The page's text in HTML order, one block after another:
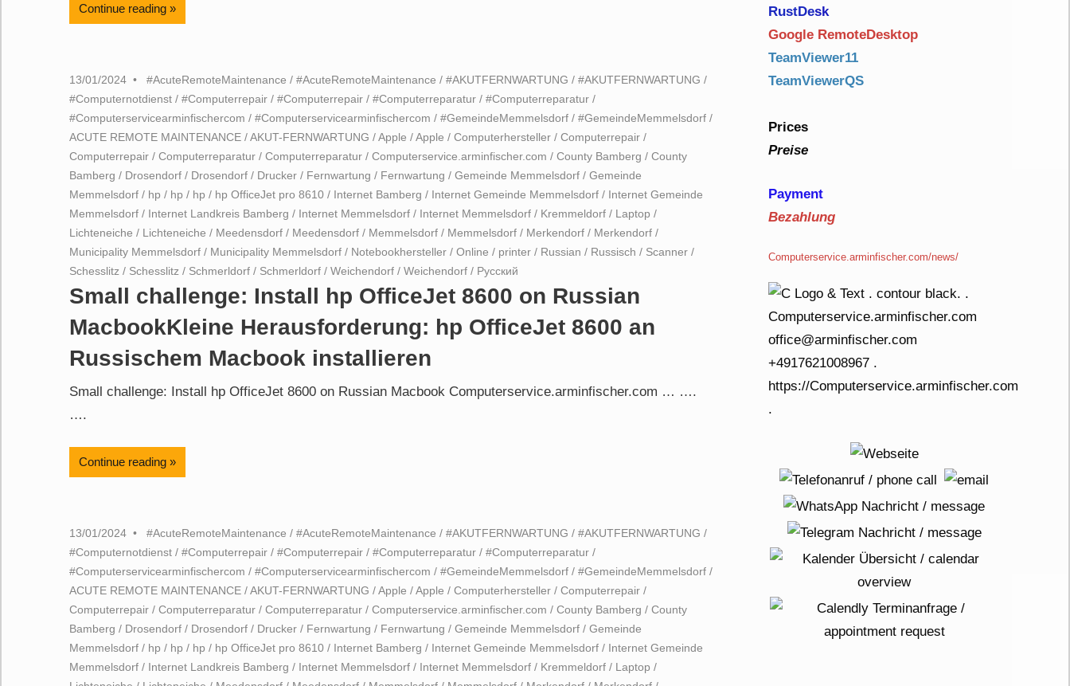
Continue reading
13/01/2024 #AcuteRemoteMaintenance / #AcuteRemoteMaintenance / #AKUTFERNWARTUNG / #AKUTFERNWARTUNG /
#Computernotdienst / #Computerrepair / #Computerrepair / #Computerreparatur / #Computerreparatur /
#Computerservicearminfischercom / #Computerservicearminfischercom / #GemeindeMemmelsdorf / #GemeindeMemmelsdorf /
ACUTE REMOTE MAINTENANCE /AKUT-FERNWARTUNG /Apple /Apple / Computerhersteller / Computerrepair /
Computerrepair / Computerreparatur / Computerreparatur / Computerservice.arminfischer.com / County Bamberg / County
Bamberg / Drosendorf / Drosendorf / Drucker / Fernwartung / Fernwartung / Gemeinde Memmelsdorf / Gemeinde
Memmelsdorf / hp / hp / hp / hp OfficeJet pro 8610 / Internet Bamberg / Internet Gemeinde Memmelsdorf / Internet Gemeinde
Memmelsdorf / Internet Landkreis Bamberg / Internet Memmelsdorf / Internet Memmelsdorf / Kremmeldorf / Laptop /
Lichteneiche / Lichteneiche / Meedensdorf / Meedensdorf / Memmelsdorf / Memmelsdorf / Merkendorf / Merkendorf /
Municipality Memmelsdorf / Municipality Memmelsdorf / Notebookhersteller / Online / printer / Russian / Russisch / Scanner /
Schesslitz / Schesslitz / Schmerldorf / Schmerldorf / Weichendorf / Weichendorf / Русский
Small challenge: Install hp OfficeJet 8600 on Russian
MacbookKleine Herausforderung: hp OfficeJet 8600 an
Russischem Macbook installieren
Small challenge: Install hp OfficeJet 8600 on Russian Macbook Computerservice.arminfischer.com … ….
….
Continue reading
13/01/2024 #AcuteRemoteMaintenance / #AcuteRemoteMaintenance / #AKUTFERNWARTUNG / #AKUTFERNWARTUNG /
#Computernotdienst / #Computerrepair / #Computerrepair / #Computerreparatur / #Computerreparatur /
#Computerservicearminfischercom / #Computerservicearminfischercom / #GemeindeMemmelsdorf / #GemeindeMemmelsdorf /
ACUTE REMOTE MAINTENANCE /AKUT-FERNWARTUNG /Apple /Apple / Computerhersteller / Computerrepair /
Computerrepair / Computerreparatur / Computerreparatur / Computerservice.arminfischer.com / County Bamberg / County
Bamberg / Drosendorf / Drosendorf / Drucker / Fernwartung / Fernwartung / Gemeinde Memmelsdorf / Gemeinde
Memmelsdorf / hp / hp / hp / hp OfficeJet pro 8610 / Internet Bamberg / Internet Gemeinde Memmelsdorf / Internet Gemeinde
Memmelsdorf / Internet Landkreis Bamberg / Internet Memmelsdorf / Internet Memmelsdorf / Kremmeldorf / Laptop /
RustDesk
Google RemoteDesktop
TeamViewer11
TeamViewerQS
Prices
Preise
Payment
Bezahlung
Computerservice.arminfischer.com/news/